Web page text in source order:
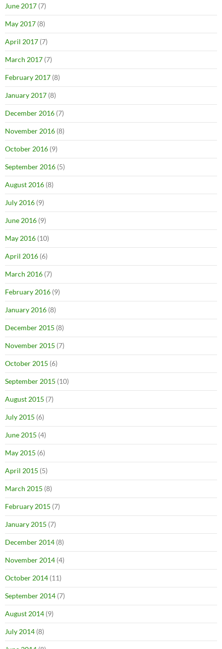
June 2017 (7)
May 2017 (8)
April 2017 (7)
March 2017 (7)
February 2017 (8)
January 2017 (8)
December 2016 (7)
November 2016 (8)
October 2016 (9)
September 2016 (5)
August 2016 (8)
July 2016 (9)
June 2016 (9)
May 2016 (10)
April 2016 (6)
March 2016 (7)
February 2016 (9)
January 2016 (8)
December 2015 (8)
November 2015 (7)
October 2015 (6)
September 2015 (10)
August 2015 (7)
July 2015 (6)
June 2015 (4)
May 2015 (6)
April 2015 (5)
March 2015 (8)
February 2015 (7)
January 2015 (7)
December 2014 (8)
November 2014 (4)
October 2014 (11)
September 2014 (7)
August 2014 (9)
July 2014 (8)